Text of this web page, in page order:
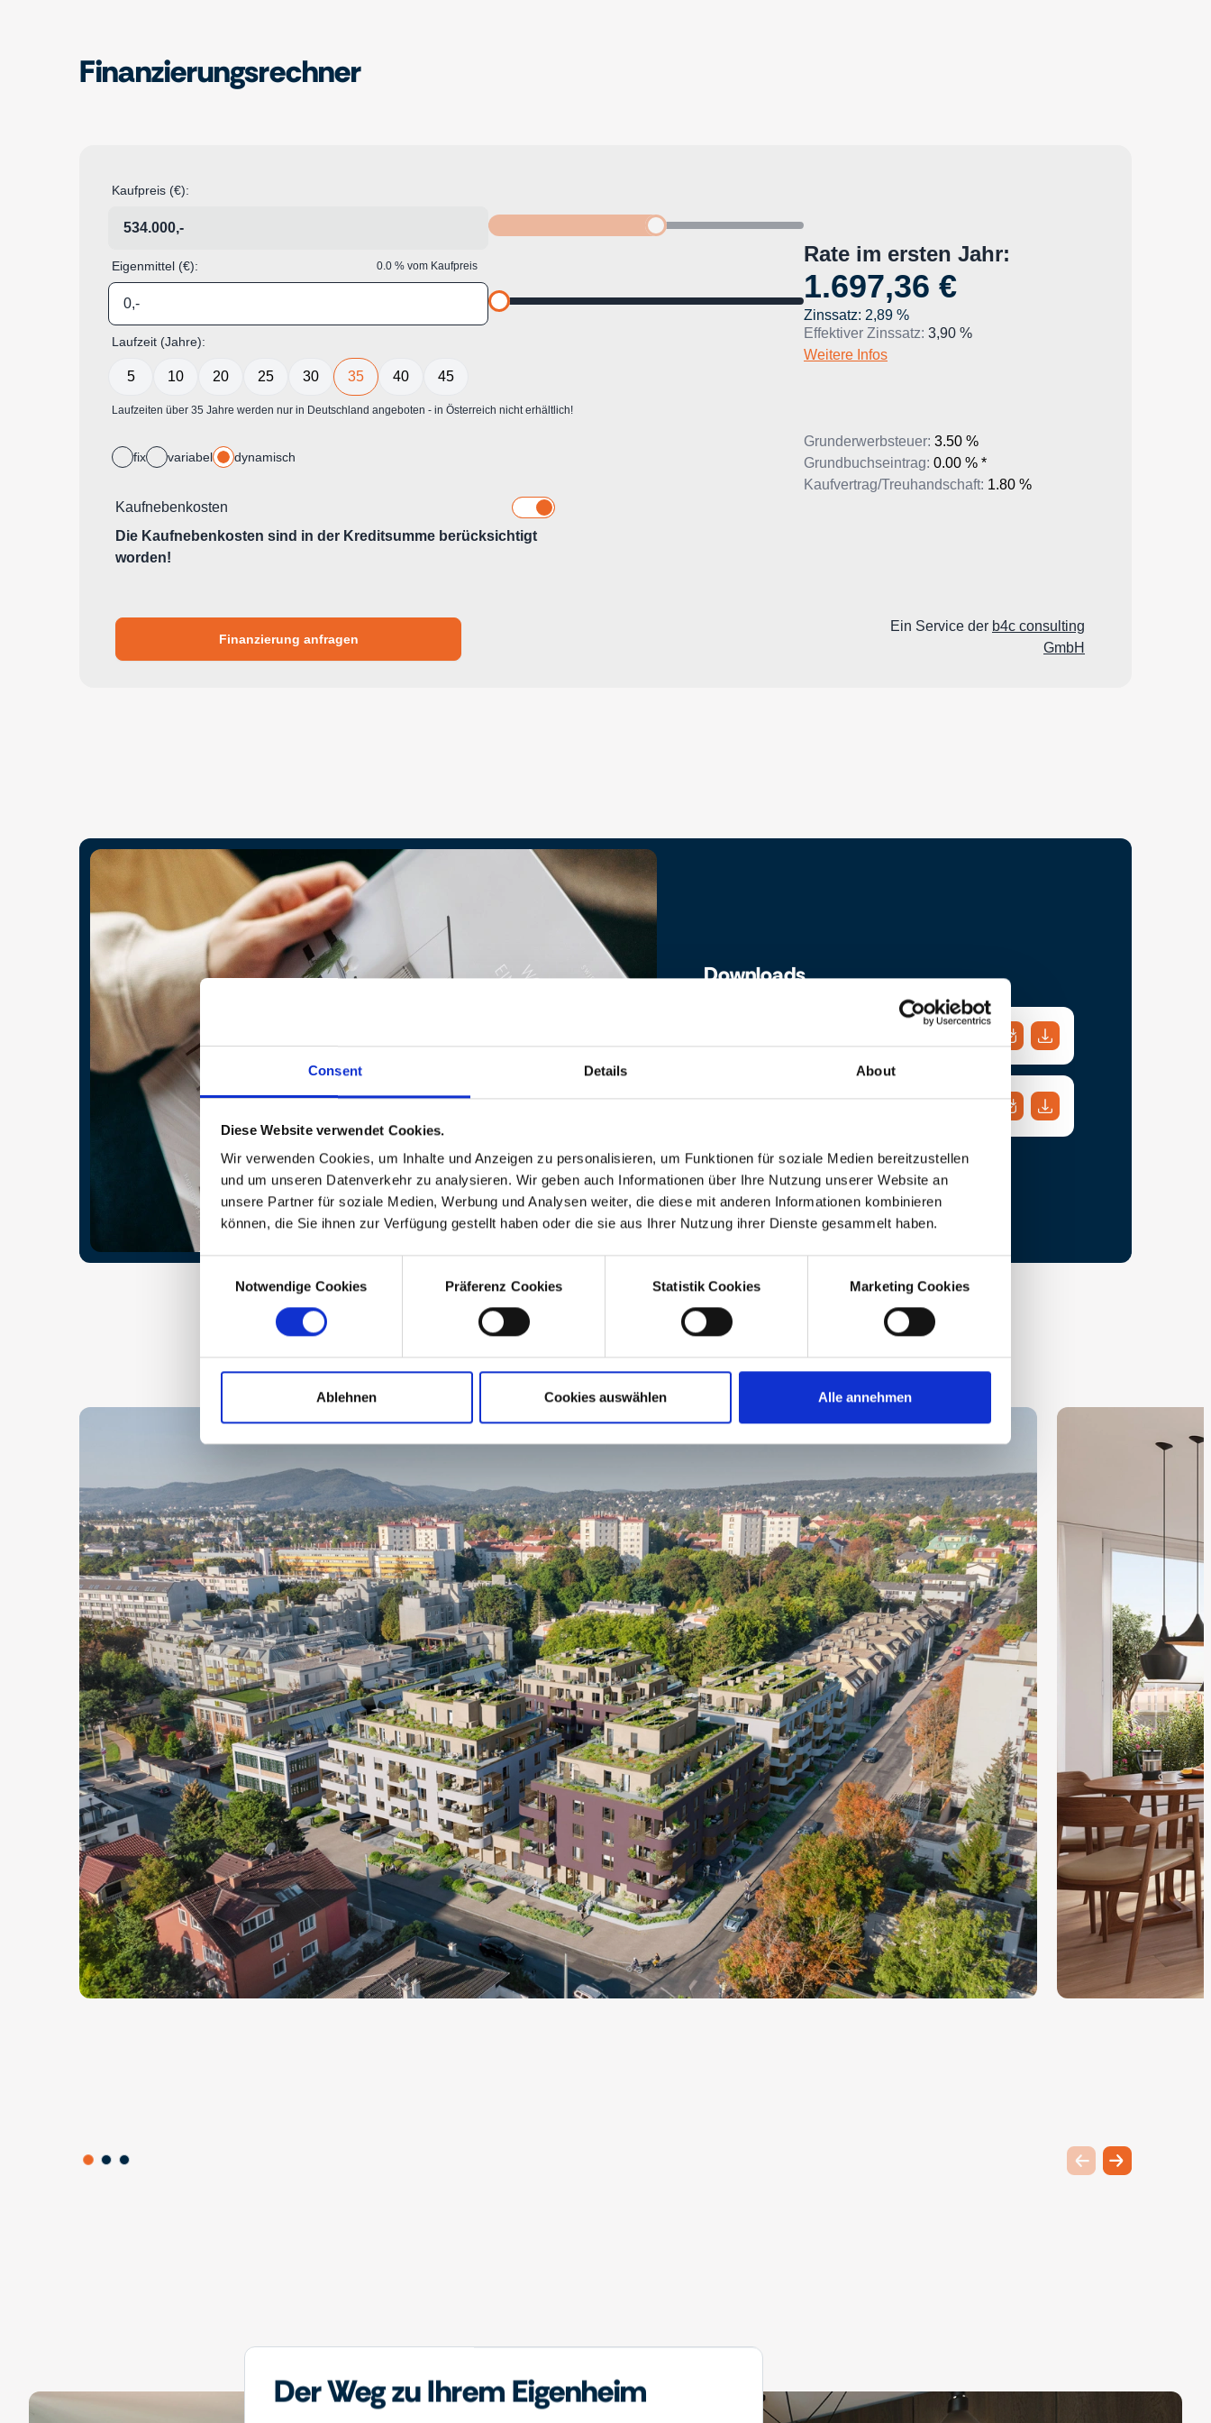
Consent Details About
Diese Website verwendet Cookies.
Wir verwenden Cookies, um Inhalte und Anzeigen zu personalisieren, um Funktionen für soziale Medien bereitzustellen
und um unseren Datenverkehr zu analysieren. Wir geben auch Informationen über Ihre Nutzung unserer Website an
unsere Partner für soziale Medien, Werbung und Analysen weiter, die diese mit anderen Informationen kombinieren
können, die Sie ihnen zur Verfügung gestellt haben oder die sie aus Ihrer Nutzung ihrer Dienste gesammelt haben.
Consent
SelectionNotwendige Cookies Präferenz Cookies Statistik Cookies Marketing Cookies
Ablehnen Cookies auswählen Alle annehmen
Finanzierungsrechner
Downloads
Bau- und
Previous slide
Next slide
Der Weg zu Ihrem Eigenheim